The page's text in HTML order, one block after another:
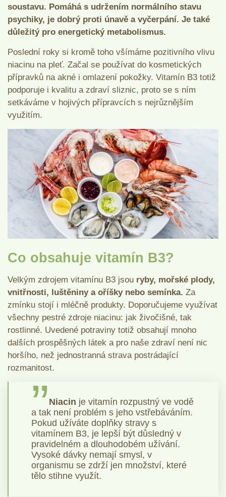
soustavu. Pomáhá s udržením normálního stavu
psychiky, je dobrý proti únavě a vyčerpání. Je také
důležitý pro energetický metabolismus.
Poslední roky si kromě toho všímáme pozitivního vlivu
niacinu na pleť. Začal se používat do kosmetických
přípravků na akné i omlazení pokožky. Vitamín B3 totiž
podporuje i kvalitu a zdraví sliznic, proto se s ním
setkáváme v hojivých přípravcích s nejrůznějším
využitím.
Co obsahuje vitamín B3?
Velkým zdrojem vitamínu B3 jsou ryby, mořské plody,
vnitřnosti, luštěniny a oříšky nebo semínka. Za
zmínku stojí i mléčně produkty. Doporučujeme využívat
všechny pestré zdroje niacinu: jak živočišné, tak
rostlinné. Uvedené potraviny totiž obsahují mnoho
dalších prospěšných látek a pro naše zdraví není nic
horšího, než jednostranná strava postrádající
rozmanitost.
Niacin je vitamín rozpustný ve vodě
a tak není problém s jeho vstřebáváním.
Pokud užíváte doplňky stravy s
vitamínem B3, je lepší být důsledný v
pravidelném a dlouhodobém užívání.
Vysoké dávky nemají smysl, v
organismu se zdrží jen množství, které
tělo stihne využít.